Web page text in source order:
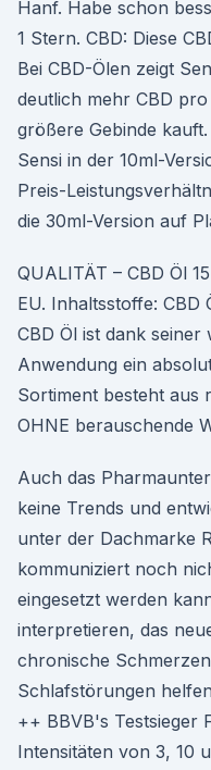
Hanf. Habe schon
1 Stern. CBD: Diese
Bei CBD-Ölen zeigt
deutlich mehr CBD
größere Gebinde
Sensi in der 10ml-
Preis-
die 30ml-Version auf
QUALITÄT – CBD Öl
EU. Inhaltsstoffe:
CBD Öl ist dank
Anwendung ein
Sortiment besteht aus
OHNE berauschende
Auch das
keine Trends und
unter der Dachmarke
kommuniziert noch
eingesetzt werden
interpretieren, das
chronische
Schlafstörungen
++ BBVB's Testsieger
Intensitäten von 3, 10